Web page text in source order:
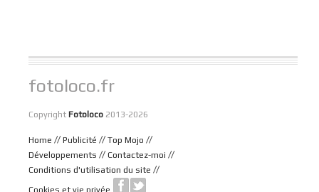
fotoloco.fr
Copyright Fotoloco 2013-2026
Home // Publicité // Top Mojo //
Développements // Contactez-moi //
Conditions d'utilisation du site //